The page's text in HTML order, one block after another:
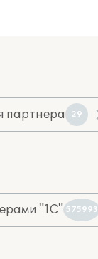
партнера 29
"1С" 575993